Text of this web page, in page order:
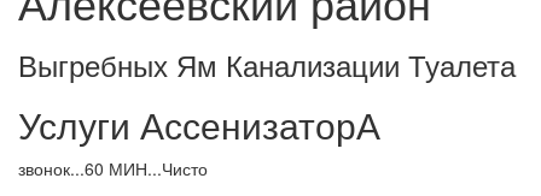
Выгребных Ям Канализации Туалета
Услуги АссенизаторА
звонок...60 МИН...Чисто